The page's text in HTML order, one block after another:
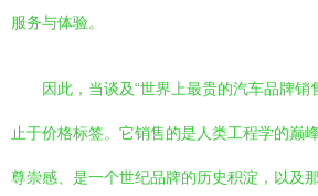
服务与体验。
因此，当谈及“世界上最贵的汽车品牌销
止于价格标签。它销售的是人类工程学的巅
尊崇感、是一个世纪品牌的历史积淀，以及